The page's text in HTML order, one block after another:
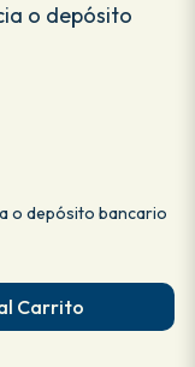
o depósito
o depósito bancario
Carrito